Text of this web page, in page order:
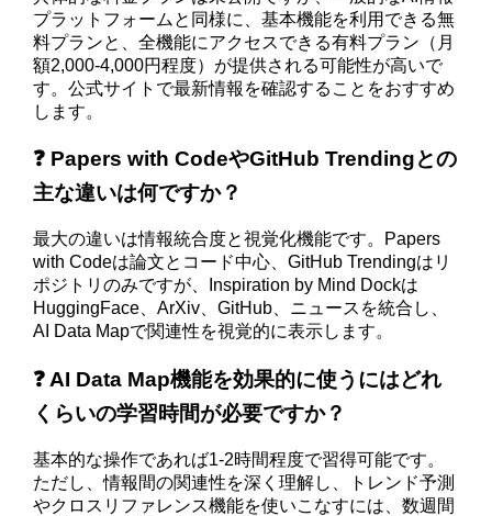
プラットフォームと同様に、基本機能を利用できる無
料プランと、全機能にアクセスできる有料プラン（月
額2,000-4,000円程度）が提供される可能性が高いで
す。公式サイトで最新情報を確認することをおすすめ
します。
❓ Papers with CodeやGitHub Trendingとの
主な違いは何ですか？
最大の違いは情報統合度と視覚化機能です。Papers
with Codeは論文とコード中心、GitHub Trendingはリ
ポジトリのみですが、Inspiration by Mind Dockは
HuggingFace、ArXiv、GitHub、ニュースを統合し、
AI Data Mapで関連性を視覚的に表示します。
❓ AI Data Map機能を効果的に使うにはどれ
くらいの学習時間が必要ですか？
基本的な操作であれば1-2時間程度で習得可能です。
ただし、情報間の関連性を深く理解し、トレンド予測
やクロスリファレンス機能を使いこなすには、数週間